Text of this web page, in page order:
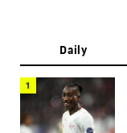
Daily